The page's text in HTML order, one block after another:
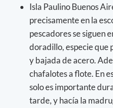
Isla Paulino Buenos
precisamente en la
pescadores se siguen
doradillo, especie que
y bajada de acero.
chafalotes a flote. En
solo es importante
tarde, y hacía la